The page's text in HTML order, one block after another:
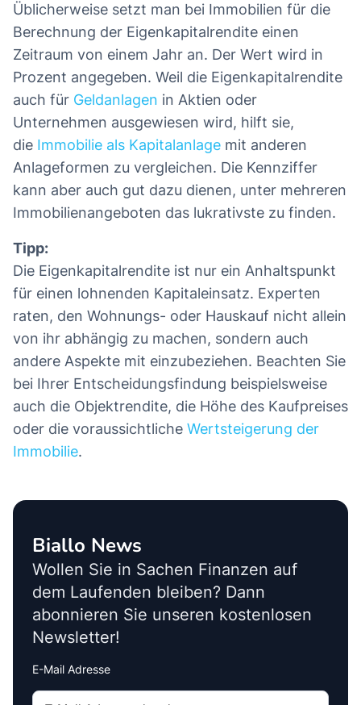
Üblicherweise setzt man bei Immobilien für die
Berechnung der Eigenkapitalrendite einen
Zeitraum von einem Jahr an. Der Wert wird in
Prozent angegeben. Weil die Eigenkapitalrendite
auch für Geldanlagen in Aktien oder
Unternehmen ausgewiesen wird, hilft sie,
die Immobilie als Kapitalanlage mit anderen
Anlageformen zu vergleichen. Die Kennziffer
kann aber auch gut dazu dienen, unter mehreren
Immobilienangeboten das lukrativste zu finden.
Tipp:
Die Eigenkapitalrendite ist nur ein Anhaltspunkt
für einen lohnenden Kapitaleinsatz. Experten
raten, den Wohnungs- oder Hauskauf nicht allein
von ihr abhängig zu machen, sondern auch
andere Aspekte mit einzubeziehen. Beachten Sie
bei Ihrer Entscheidungsfindung beispielsweise
auch die Objektrendite, die Höhe des Kaufpreises
oder die voraussichtliche Wertsteigerung der
Immobilie.
Biallo News
Wollen Sie in Sachen Finanzen auf
dem Laufenden bleiben? Dann
abonnieren Sie unseren kostenlosen
Newsletter!
E-Mail Adresse
Interests
Amount